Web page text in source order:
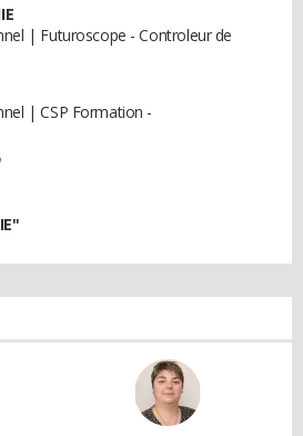
| Futuroscope - Controleur de
| CSP Formation -